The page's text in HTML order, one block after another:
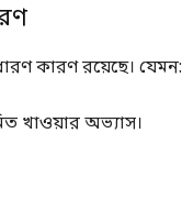
কারণ রয়েছে। যেমন:
খাওয়ার অভ্যাস।